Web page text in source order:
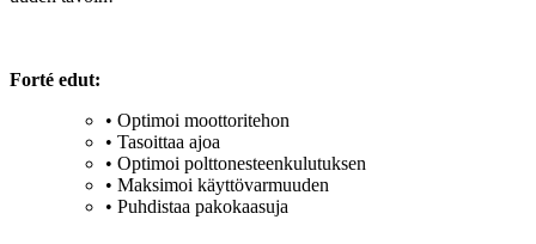
Forté edut:
• Optimoi moottoritehon
• Tasoittaa ajoa
• Optimoi polttonesteenkulutuksen
• Maksimoi käyttövarmuuden
• Puhdistaa pakokaasuja